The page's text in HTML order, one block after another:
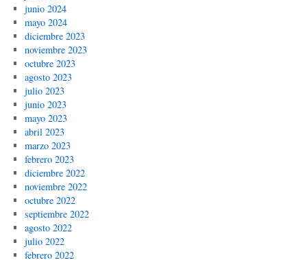
junio 2024
mayo 2024
diciembre 2023
noviembre 2023
octubre 2023
agosto 2023
julio 2023
junio 2023
mayo 2023
abril 2023
marzo 2023
febrero 2023
diciembre 2022
noviembre 2022
octubre 2022
septiembre 2022
agosto 2022
julio 2022
febrero 2022